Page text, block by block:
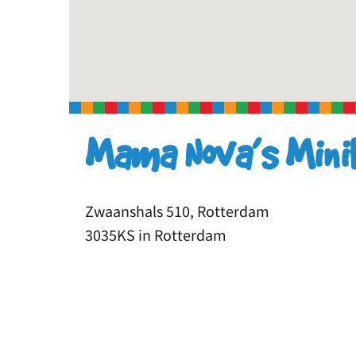
Mama Nova’s
Zwaanshals 510, Rotterdam
3035KS in Rotterdam